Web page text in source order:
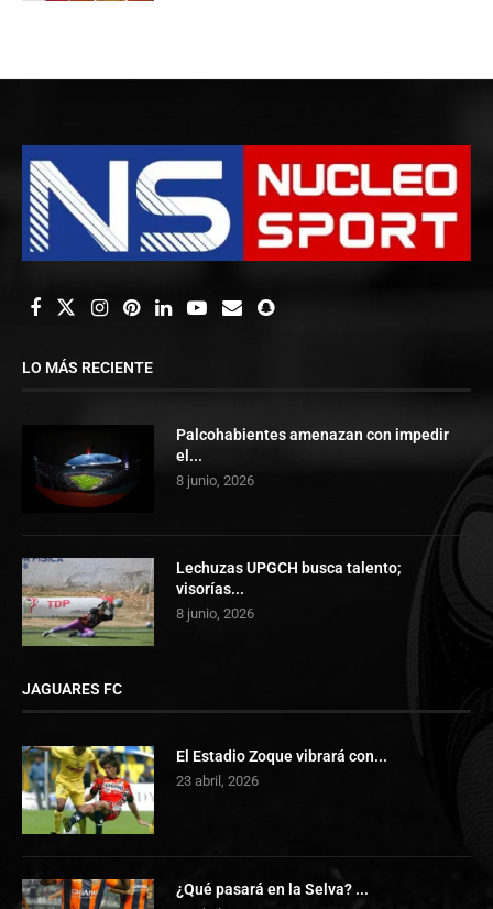
LO MÁS RECIENTE
Palcohabientes amenazan con impedir
el...
8 junio, 2026
Lechuzas UPGCH busca talento;
visorías...
8 junio, 2026
JAGUARES FC
El Estadio Zoque vibrará con...
23 abril, 2026
¿Qué pasará en la Selva? ...